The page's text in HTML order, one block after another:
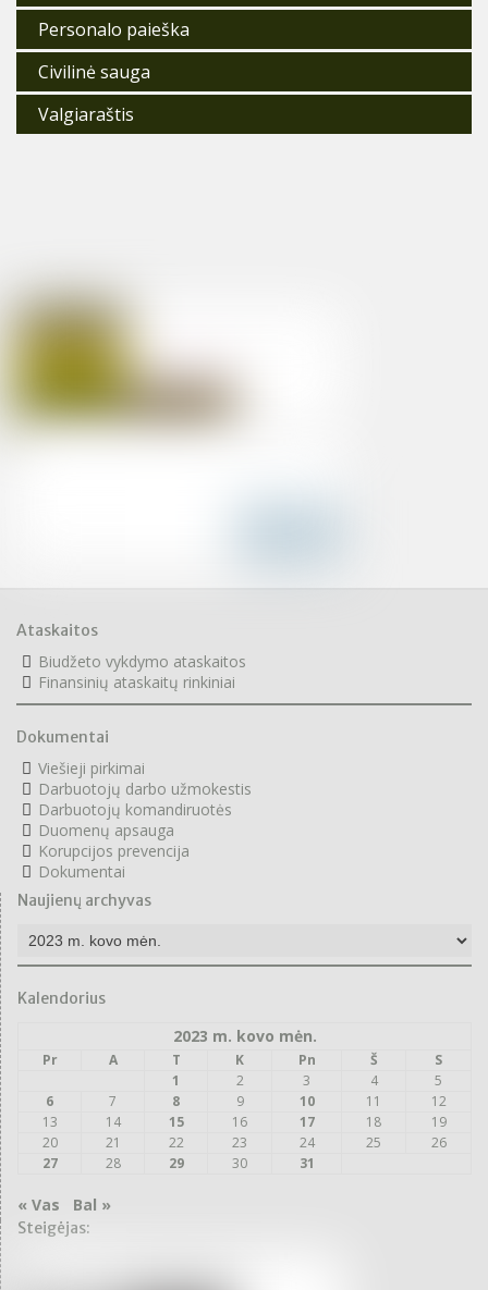
Personalo paieška
Civilinė sauga
Valgiaraštis
Ataskaitos
Biudžeto vykdymo ataskaitos
Finansinių ataskaitų rinkiniai
Dokumentai
Viešieji pirkimai
Darbuotojų darbo užmokestis
Darbuotojų komandiruotės
Duomenų apsauga
Korupcijos prevencija
Dokumentai
Naujienų archyvas
Naujienų
archyvas
Kalendorius
2023 m. kovo mėn.
Pr A T K Pn Š
S
1
2 3 4
5
6
7 8 9 10 11
12
13
14 15 16 17 18
19
20
21 22 23 24 25
26
27
28 29 30 31
« Vas Bal »
Steigėjas: